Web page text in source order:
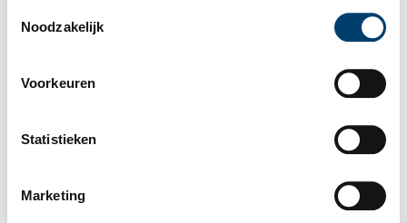
Noodzakelijk
Voorkeuren
Statistieken
Marketing